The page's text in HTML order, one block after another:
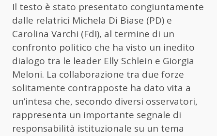
Il testo è stato presentato congiuntamente
dalle relatrici Michela Di Biase (PD) e
Carolina Varchi (FdI), al termine di un
confronto politico che ha visto un inedito
dialogo tra le leader Elly Schlein e Giorgia
Meloni. La collaborazione tra due forze
solitamente contrapposte ha dato vita a
un’intesa che, secondo diversi osservatori,
rappresenta un importante segnale di
responsabilità istituzionale su un tema